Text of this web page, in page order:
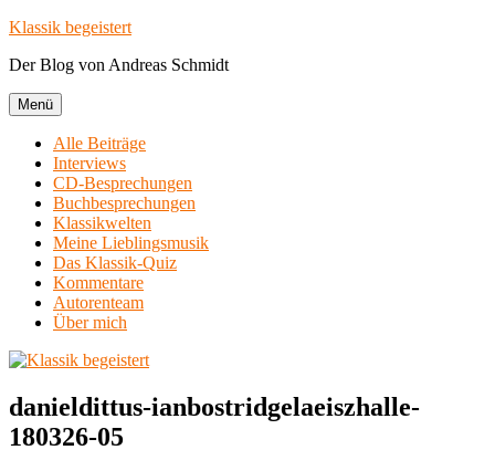
Zum
springen
Klassik begeistert
Der Blog von Andreas Schmidt
Menü
Alle Beiträge
Interviews
CD-Besprechungen
Buchbesprechungen
Klassikwelten
Meine Lieblingsmusik
Das Klassik-Quiz
Kommentare
Autorenteam
Über mich
danieldittus-ianbostridgelaeiszhalle-
180326-05